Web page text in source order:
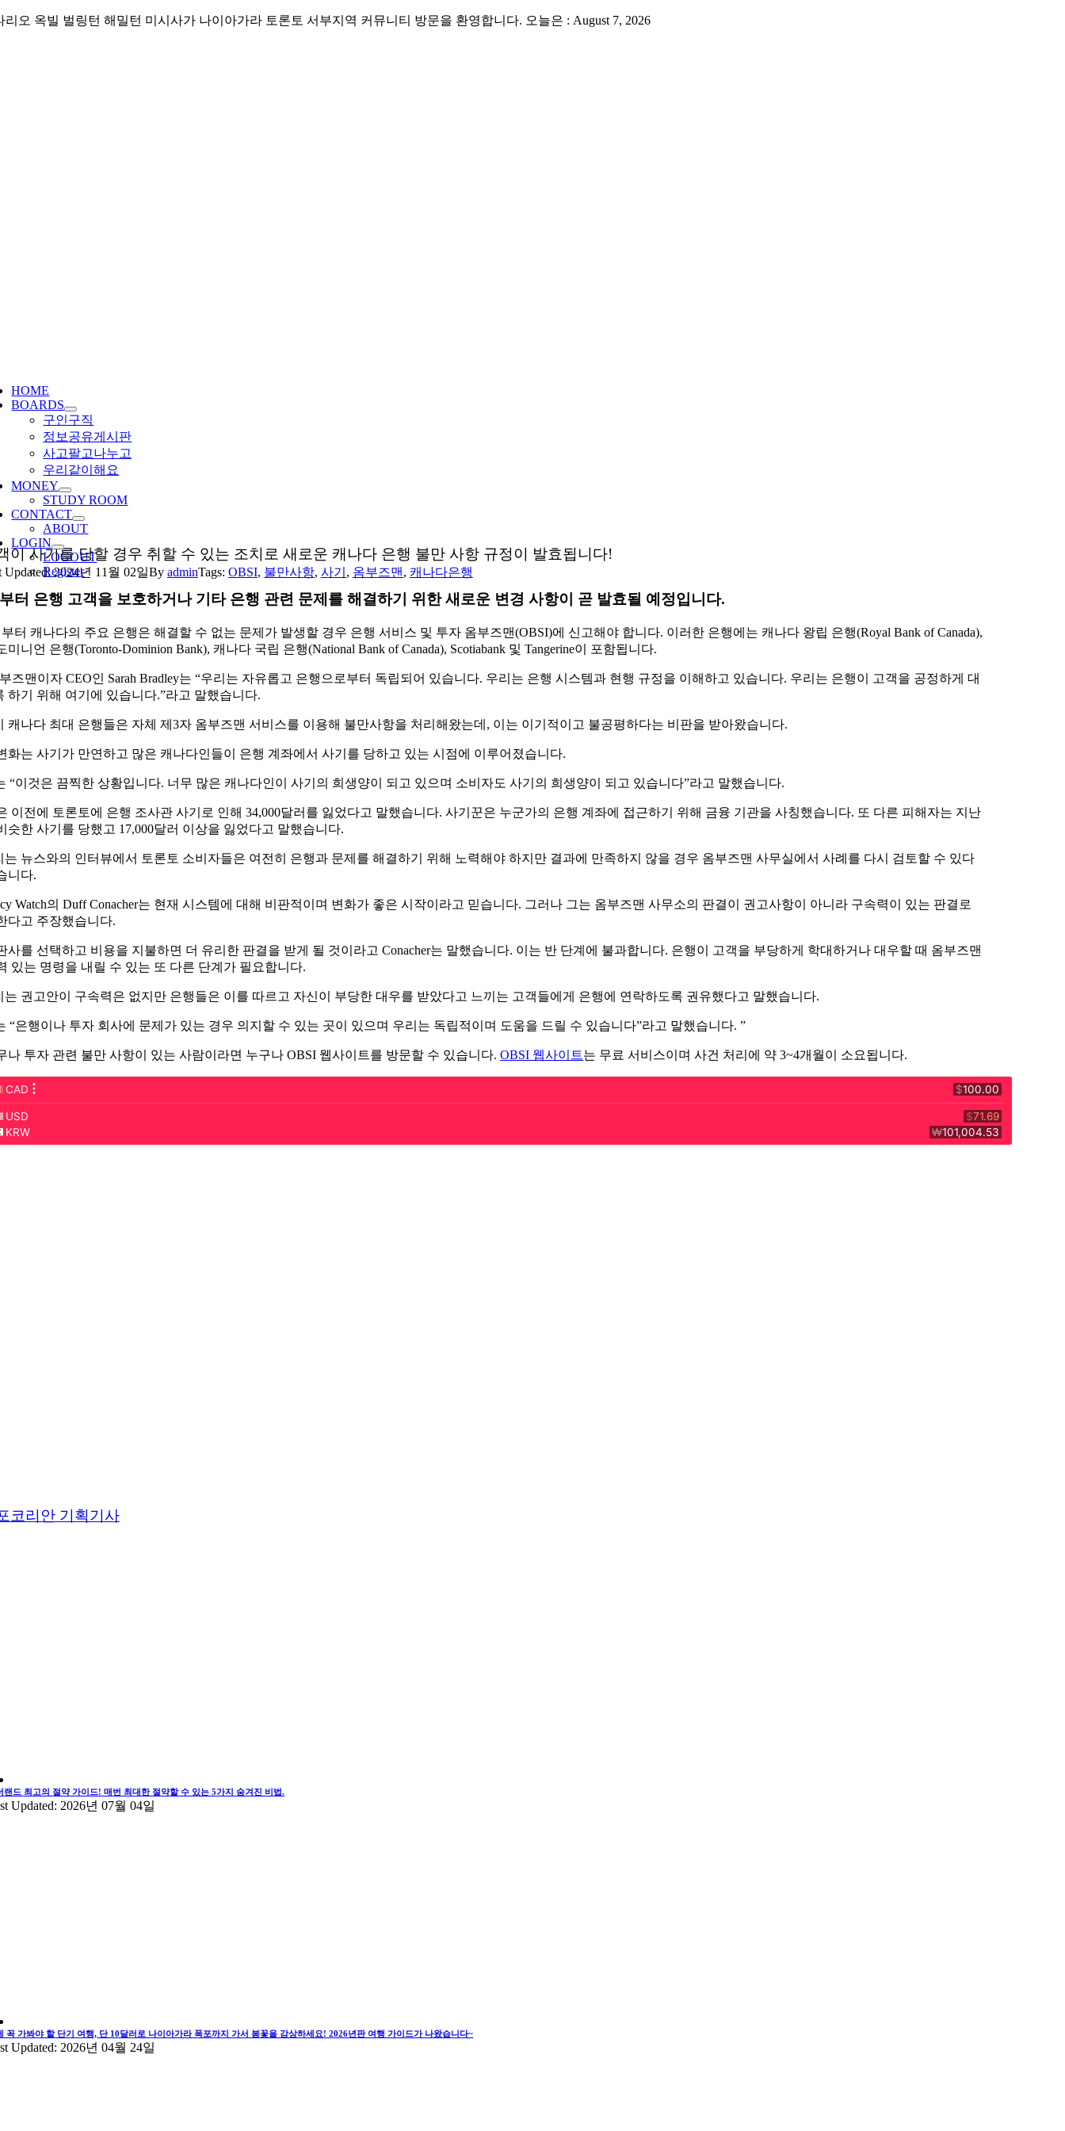
Skip
리오 옥빌 벌링턴 해밀턴 미시사가 나이아가라 토론토 서부지역 커뮤니티 방문을 환영합니다. 오늘은 : August 7, 2026
HOME
BOARDS
구인구직
정보공유게시판
사고팔고나누고
우리같이해요
MONEY
STUDY ROOM
CONTACT
ABOUT
LOGIN
LOGOUT
Register
이 사기를 당할 경우 취할 수 있는 조치로 새로운 캐나다 은행 불만 사항 규정이 발효됩니다!
Updated: 2024년 11월 02일By adminTags: OBSI, 불만사항, 사기 , 옴부즈맨 , 캐나다은행
터 은행 고객을 보호하거나 기타 은행 관련 문제를 해결하기 위한 새로운 변경 사항이 곧 발효될 예정입니다.
터 캐나다의 주요 은행은 해결할 수 없는 문제가 발생할 경우 은행 서비스 및 투자 옴부즈맨(OBSI)에 신고해야 합니다. 이러한 은행에는 캐나다 왕립 은행(Royal Bank of Canada),
미니언 은행(Toronto-Dominion Bank), 캐나다 국립 은행(National Bank of Canada), Scotiabank 및 Tangerine이 포함됩니다.
즈맨이자 CEO인 Sarah Bradley는 “우리는 자유롭고 은행으로부터 독립되어 있습니다. 우리는 은행 시스템과 현행 규정을 이해하고 있습니다. 우리는 은행이 고객을 공정하게 대
하기 위해 여기에 있습니다.”라고 말했습니다.
캐나다 최대 은행들은 자체 제3자 옴부즈맨 서비스를 이용해 불만사항을 처리해왔는데, 이는 이기적이고 불공평하다는 비판을 받아왔습니다.
화는 사기가 만연하고 많은 캐나다인들이 은행 계좌에서 사기를 당하고 있는 시점에 이루어졌습니다.
“이것은 끔찍한 상황입니다. 너무 많은 캐나다인이 사기의 희생양이 되고 있으며 소비자도 사기의 희생양이 되고 있습니다”라고 말했습니다.
이전에 토론토에 은행 조사관 사기로 인해 34,000달러를 잃었다고 말했습니다. 사기꾼은 누군가의 은행 계좌에 접근하기 위해 금융 기관을 사칭했습니다. 또 다른 피해자는 지난
슷한 사기를 당했고 17,000달러 이상을 잃었다고 말했습니다.
는 뉴스와의 인터뷰에서 토론토 소비자들은 여전히 ​​은행과 문제를 해결하기 위해 노력해야 하지만 결과에 만족하지 않을 경우 옴부즈맨 사무실에서 사례를 다시 검토할 수 있다
니다.
Watch의 Duff Conacher는 현재 시스템에 대해 비판적이며 변화가 좋은 시작이라고 믿습니다. 그러나 그는 옴부즈맨 사무소의 판결이 권고사항이 아니라 구속력이 있는 판결로
다고 주장했습니다.
사를 선택하고 비용을 지불하면 더 유리한 판결을 받게 될 것이라고 Conacher는 말했습니다. 이는 반 단계에 불과합니다. 은행이 고객을 부당하게 학대하거나 대우할 때 옴부즈맨
있는 명령을 내릴 수 있는 또 다른 단계가 필요합니다.
는 권고안이 구속력은 없지만 은행들은 이를 따르고 자신이 부당한 대우를 받았다고 느끼는 고객들에게 은행에 연락하도록 권유했다고 말했습니다.
“은행이나 투자 회사에 문제가 있는 경우 의지할 수 있는 곳이 있으며 우리는 독립적이며 도움을 드릴 수 있습니다”라고 말했습니다. ”
나 투자 관련 불만 사항이 있는 사람이라면 누구나 OBSI 웹사이트를 방문할 수 있습니다.OBSI 웹사이트는 무료 서비스이며 사건 처리에 약 3~4개월이 소요됩니다.
코리안 기획기사
랜드 최고의 절약 가이드! 매번 최대한 절약할 수 있는 5가지 숨겨진 비법.
Updated: 2026년 07월 04일
꼭 가봐야 할 단기 여행, 단 10달러로 나이아가라 폭포까지 가서 봄꽃을 감상하세요! 2026년판 여행 가이드가 나왔습니다~
Updated: 2026년 04월 24일